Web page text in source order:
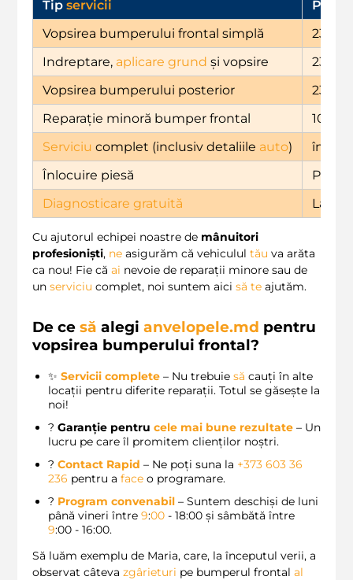
Tip servicii
Preț
Vopsirea bumperului frontal simplă
2364
Indreptare, aplicare grund și vopsire
2364
Vopsirea bumperului posterior
2364
Reparație minoră bumper frontal
1099
Serviciu complet (inclusiv detaliile auto)
între
Înlocuire piesă
Diagnosticare gratuită
La
Cu ajutorul echipei noastre de mânuitori
profesioniști, ne asigurăm că vehiculul tău va arăta
ca nou! Fie că ai nevoie de reparații minore sau de
un serviciu complet, noi suntem aici să te ajutăm.
De ce să alegi anvelopele.md pentru
vopsirea bumperului frontal?
✨ Servicii complete – Nu trebuie să cauți în alte
locații pentru diferite reparații. Totul se găsește la
noi!
? Garanție pentru cele mai bune rezultate – Un
lucru pe care îl promitem clienților noștri.
? Contact Rapid – Ne poți suna la +373 603 36
236 pentru a face o programare.
?️ Program convenabil – Suntem deschiși de luni
până vineri între 9:00 - 18:00 și sâmbătă între
9:00 - 16:00.
Să luăm exemplu de Maria, care, la începutul verii, a
observat câteva zgârieturi pe bumperul frontal al